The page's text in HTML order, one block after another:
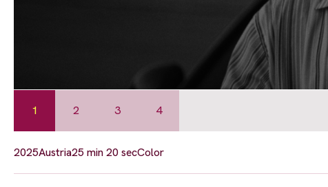
1 2 3 4
2025Austria25 min 20 secColor